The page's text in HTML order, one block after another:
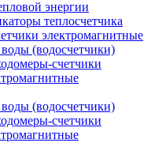
энергии
теплосчетчика
электромагнитные
(водосчетчики)
счетчики
(водосчетчики)
счетчики